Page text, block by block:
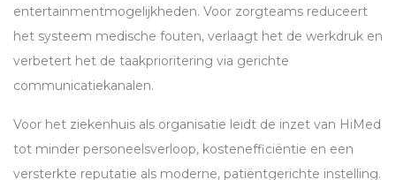
entertainmentmogelijkheden. Voor zorgteams reduceert
het systeem medische fouten, verlaagt het de werkdruk en
verbetert het de taakprioritering via gerichte
communicatiekanalen.
Voor het ziekenhuis als organisatie leidt de inzet van HiMed
tot minder personeelsverloop, kostenefficiëntie en een
versterkte reputatie als moderne, patiëntgerichte instelling.